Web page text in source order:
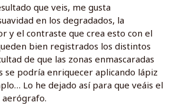
que veis, me gusta
en los degradados, la
y el contraste que crea esto con el
bien registrados los distintos
de que las zonas enmascaradas
se podría enriquecer aplicando lápiz
Lo he dejado así para que veáis el
aerógrafo.